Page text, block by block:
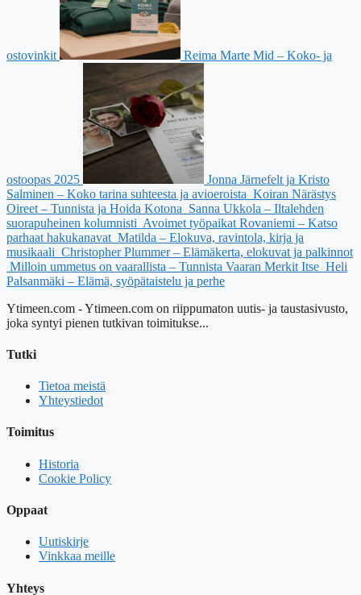
ostovinkit Reima Marte Mid – Koko- ja
ostoopas 2025
Jonna Järnefelt ja Kristo
Salminen – Koko tarina suhteesta ja avioeroista Koiran Närästys
Oireet – Tunnista ja Hoida Kotona Sanna Ukkola – Iltalehden
suorapuheinen kolumnisti Avoimet työpaikat Rovaniemi – Katso
parhaat hakukanavat Matilda – Elokuva, ravintola, kirja ja
musikaali Christopher Plummer – Elämäkerta, elokuvat ja palkinnot
Milloin ummetus on vaarallista – Tunnista Vaaran Merkit Itse Heli
Palsanmäki – Elämä, syöpätaistelu ja perhe
Ytimeen.com - Ytimeen.com on riippumaton uutis- ja taustasivusto,
joka syntyi pienen tutkivan toimitukse...
Tutki
Tietoa meistä
Yhteystiedot
Toimitus
Historia
Cookie Policy
Oppaat
Uutiskirje
Vinkkaa meille
Yhteys